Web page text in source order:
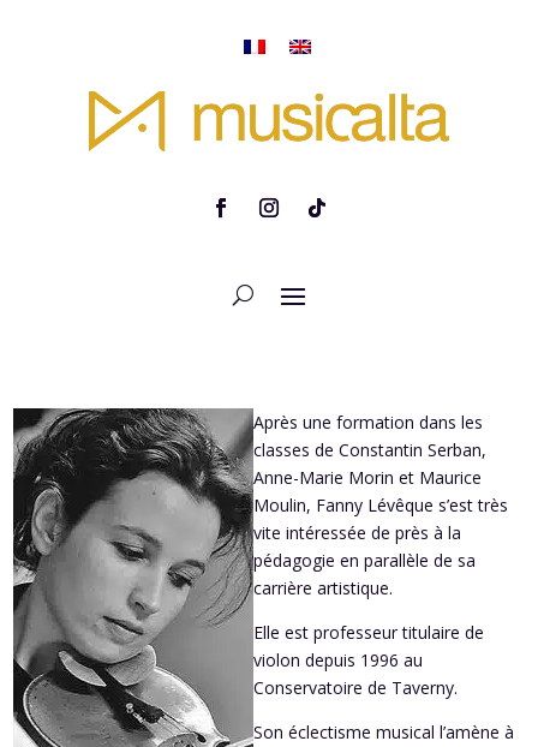
Après une formation dans les
classes de Constantin Serban,
Anne-Marie Morin et Maurice
Moulin, Fanny Lévêque s’est très
vite intéressée de près à la
pédagogie en parallèle de sa
carrière artistique.
Elle est professeur titulaire de
violon depuis 1996 au
Conservatoire de Taverny.
Son éclectisme musical l’amène à